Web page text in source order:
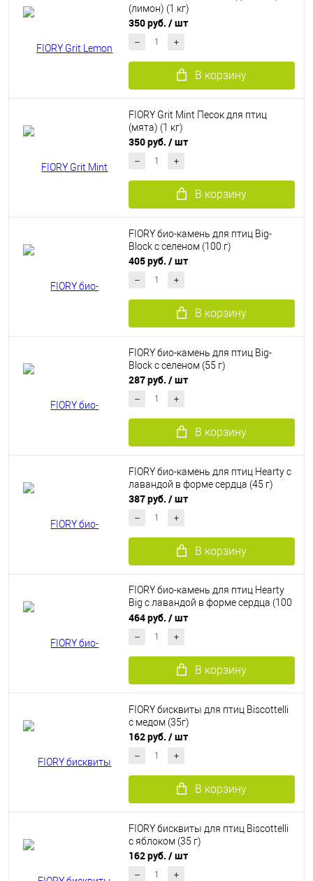
(лимон) (1 кг)
350 руб. / шт
В корзину
FIORY Grit Mint Песок для птиц
(мята) (1 кг)
350 руб. / шт
В корзину
FIORY био-камень для птиц Big-
Block с селеном (100 г)
405 руб. / шт
В корзину
FIORY био-камень для птиц Big-
Block с селеном (55 г)
287 руб. / шт
В корзину
FIORY био-камень для птиц Hearty с
лавандой в форме сердца (45 г)
387 руб. / шт
В корзину
FIORY био-камень для птиц Hearty
Big с лавандой в форме сердца (100
г)
464 руб. / шт
В корзину
FIORY бисквиты для птиц Biscottelli
с медом (35г)
162 руб. / шт
В корзину
FIORY бисквиты для птиц Biscottelli
с яблоком (35 г)
162 руб. / шт